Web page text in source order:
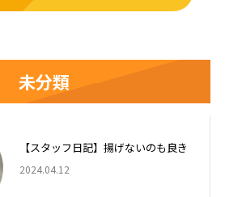
未分類
【スタッフ日記】揚げないのも良き
2024.04.12